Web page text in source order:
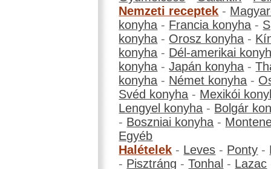
Nemzeti receptek -
konyha - Francia konyha -
konyha - Orosz konyha -
konyha - Dél-amerikai
konyha -Japán konyha -
konyha - Német konyha -
Svéd konyha - Mexikói
Lengyel konyha - Bolgár
- Boszniai konyha -
Egyéb
Halételek - Leves - Ponty -
- Pisztráng -Tonhal - Lazac